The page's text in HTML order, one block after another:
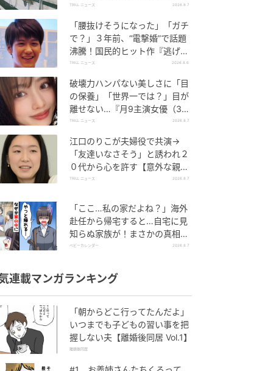
後、娘の放った“純粋な一言”に
TRILL ニュース 2026.8.7
「腰抜けそうになった」「ガチ
で？」３年前、“電撃婚”で話題
沸騰！国民的ヒット作『逃げ
恥』で異彩放った【国宝級イケ
TRILL ニュース 2026.8.6
破壊力ハンパない美しさに「目
の保養」「世界一では？」目が
離せない…『月9主演女優（34
歳）』“極上”美ショットがすご
TRILL ニュース 2026.8.7
江口のりこが夫婦役で共演→
「友達いなさそう」と誘われ２
０代から心を許す【意外な親友
芸人】とは？
TRILL ニュース 2026.8.7
「ここ…私の家だよね？」海外
赴任から帰宅すると…自宅に見
知らぬ家族が！まさかの真相と
は！？
ベビーカレンダー 2026.8.7
連載マンガランキング
「朝からどこ行ってたんだよ」
いつまでも子どもの習い事を把
握しない夫【離婚後同居 Vol.1】
離婚後同居